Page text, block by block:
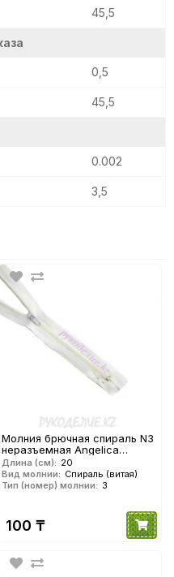
45,5
0,5
45,5
0.002
3,5
Молния брючная спираль N3
неразъемная Angelica
Fashion
Длина (см): 20
Вид молнии: Спираль (витая)
Тип (номер) молнии: 3
100 ₸